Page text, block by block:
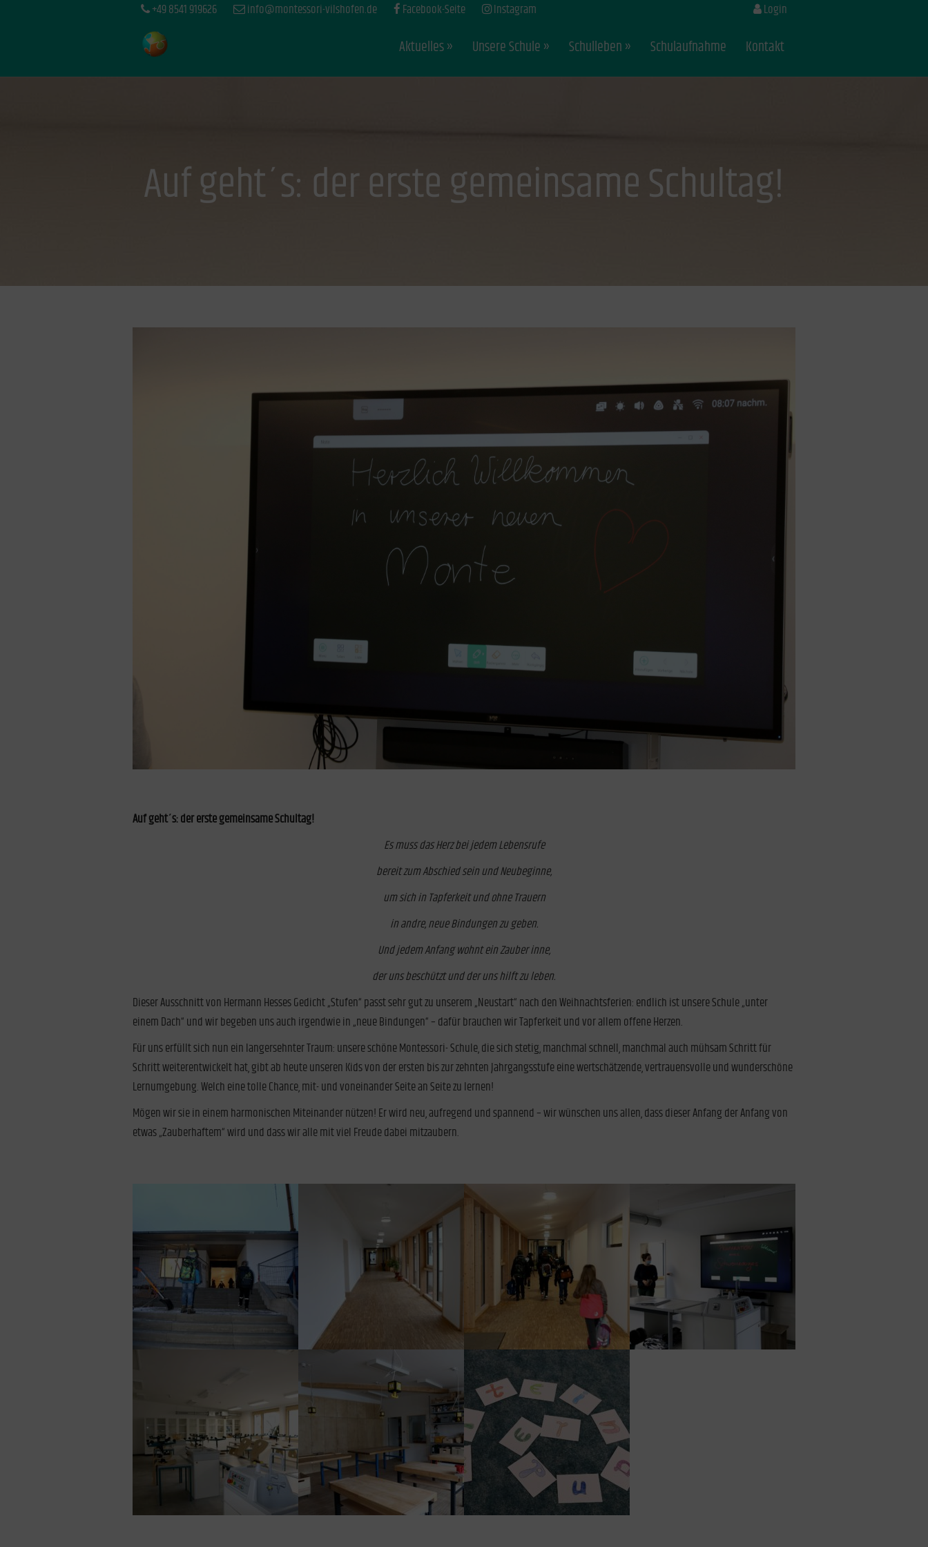
Login
+49 8541 919626 info@montessori-vilshofen.de Facebook-Seite Instagram
Aktuelles Unsere Schule Schulleben Schulaufnahme Kontakt
Auf geht´s: der erste gemeinsame Schultag!
Auf geht´s: der erste gemeinsame Schultag!
Es muss das Herz bei jedem Lebensrufe
bereit zum Abschied sein und Neubeginne,
um sich in Tapferkeit und ohne Trauern
in andre, neue Bindungen zu geben.
Und jedem Anfang wohnt ein Zauber inne,
der uns beschützt und der uns hilft zu leben.
Dieser Ausschnitt von Hermann Hesses Gedicht „Stufen“ passt sehr gut zu unserem „Neustart“ nach den Weihnachtsferien: endlich ist unsere Schule „unter
einem Dach“ und wir begeben uns auch irgendwie in „neue Bindungen“ – dafür brauchen wir Tapferkeit und vor allem offene Herzen.
Für uns erfüllt sich nun ein langersehnter Traum: unsere schöne Montessori- Schule, die sich stetig, manchmal schnell, manchmal auch mühsam Schritt für
Schritt weiterentwickelt hat, gibt ab heute unseren Kids von der ersten bis zur zehnten Jahrgangsstufe eine wertschätzende, vertrauensvolle und wunderschöne
Lernumgebung. Welch eine tolle Chance, mit- und voneinander Seite an Seite zu lernen!
Mögen wir sie in einem harmonischen Miteinander nützen! Er wird neu, aufregend und spannend – wir wünschen uns allen, dass dieser Anfang der Anfang von
etwas „Zauberhaftem“ wird und dass wir alle mit viel Freude dabei mitzaubern.